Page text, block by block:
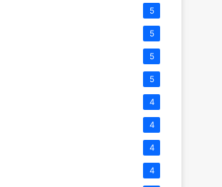
5
5
5
5
4
4
4
4